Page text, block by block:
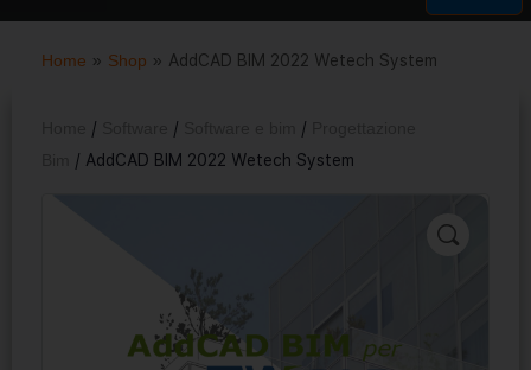
Home » Shop » AddCAD BIM 2022 Wetech System
/ / /
/ AddCAD BIM 2022 Wetech System